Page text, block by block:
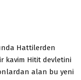
Hattilerden
kavim Hitit devletini
alan bu yeni